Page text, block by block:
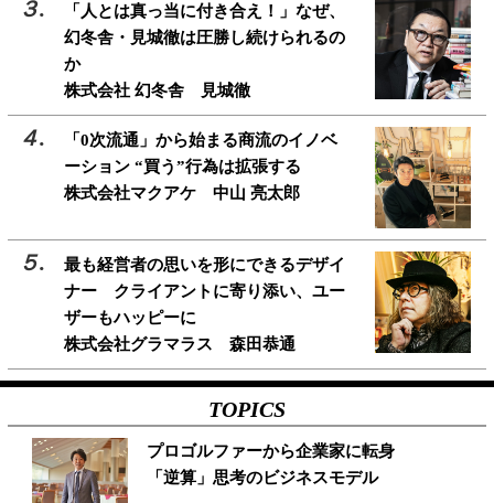
「人とは真っ当に付き合え！」なぜ、
幻冬舎・見城徹は圧勝し続けられるの
か
株式会社 幻冬舎 見城徹
「0次流通」から始まる商流のイノベ
ーション “買う”行為は拡張する
株式会社マクアケ 中山 亮太郎
最も経営者の思いを形にできるデザイ
ナー クライアントに寄り添い、ユー
ザーもハッピーに
株式会社グラマラス 森田恭通
TOPICS
プロゴルファーから企業家に転身
「逆算」思考のビジネスモデル